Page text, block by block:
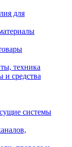
для
техника
и средства
системы